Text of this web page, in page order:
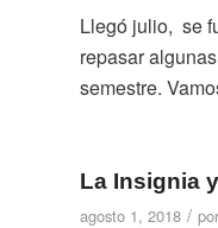
Llegó julio, se
repasar
semestre.
La Insignia
agosto 1, 2018 / por